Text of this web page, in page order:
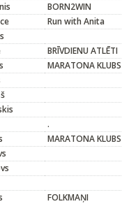
BORN2WIN
Run with Anita
BRĪVDIENU ATLĒTI
MARATONA KLUBS
.
MARATONA KLUBS
FOLKMAŅI